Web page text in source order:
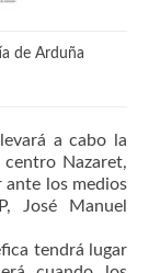
de Arduña
a cabo la
Nazaret,
ante los medios
José Manuel
tendrá lugar